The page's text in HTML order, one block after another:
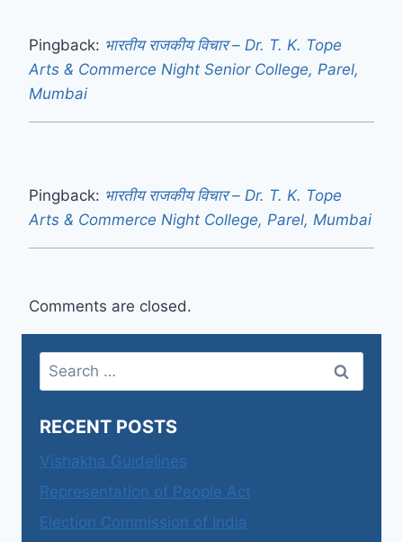
Pingback: भारतीय राजकीय विचार – Dr. T. K. Tope
Arts & Commerce Night Senior College, Parel,
Mumbai
Pingback: भारतीय राजकीय विचार – Dr. T. K. Tope
Arts & Commerce Night College, Parel, Mumbai
Comments are closed.
Search
for:
RECENT POSTS
Vishakha Guidelines
Representation of People Act
Election Commission of India